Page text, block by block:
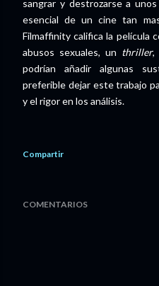
sangrar y destrozarse a
esencial de un cine tan
Filmaffinity califica la película
abusos sexuales, un thriller,
podrían añadir algunas
preferible dejar este trabajo
y el rigor en los análisis.
Compartir
COMENTARIOS